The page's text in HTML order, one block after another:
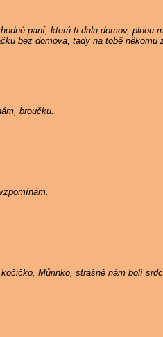
paní, která ti dala domov, plnou
bez domova, tady na tobě někomu
broučku..
Můrinko, strašně nám bolí